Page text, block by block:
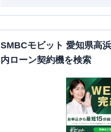
SMBCモビット 愛知県高
内ローン契約機を検索